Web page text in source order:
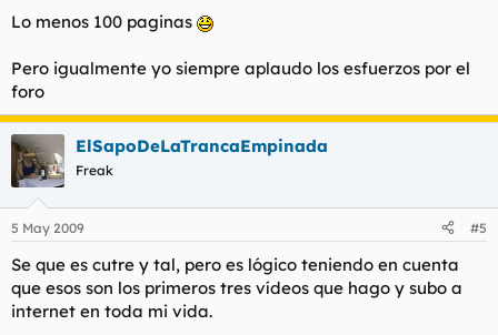
Lo menos 100 paginas
Pero igualmente yo siempre aplaudo los esfuerzos por el
foro
ElSapoDeLaTrancaEmpinada
Freak
5 May 2009 #5
Se que es cutre y tal, pero es lógico teniendo en cuenta
que esos son los primeros tres vídeos que hago y subo a
internet en toda mi vida.